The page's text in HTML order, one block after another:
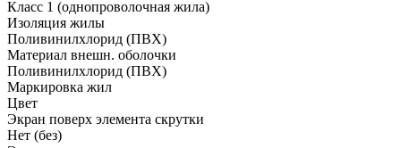
Класс 1 (однопроволочная жила)
Изоляция жилы
Поливинилхлорид (ПВХ)
Материал внешн. оболочки
Поливинилхлорид (ПВХ)
Маркировка жил
Цвет
Экран поверх элемента скрутки
Нет (без)